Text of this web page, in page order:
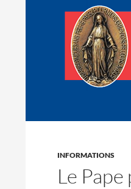
Association de
INFORMATIONS
Le